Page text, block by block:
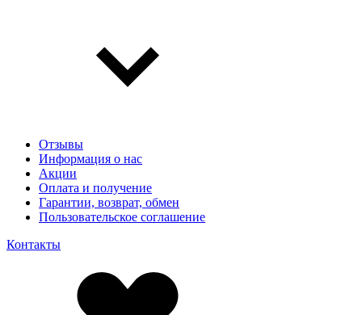
Отзывы
Информация о нас
Акции
Оплата и получение
Гарантии, возврат, обмен
Пользовательское соглашение
Контакты